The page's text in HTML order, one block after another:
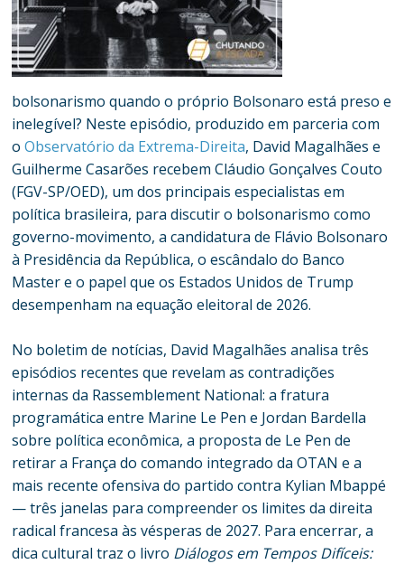
bolsonarismo quando o próprio Bolsonaro está preso e
inelegível? Neste episódio, produzido em parceria com
oObservatório da Extrema-Direita, David Magalhães e
Guilherme Casarões recebem Cláudio Gonçalves Couto
(FGV-SP/OED), um dos principais especialistas em
política brasileira, para discutir o bolsonarismo como
governo-movimento, a candidatura de Flávio Bolsonaro
à Presidência da República, o escândalo do Banco
Master e o papel que os Estados Unidos de Trump
desempenham na equação eleitoral de 2026.
No boletim de notícias, David Magalhães analisa três
episódios recentes que revelam as contradições
internas da Rassemblement National: a fratura
programática entre Marine Le Pen e Jordan Bardella
sobre política econômica, a proposta de Le Pen de
retirar a França do comando integrado da OTAN e a
mais recente ofensiva do partido contra Kylian Mbappé
— três janelas para compreender os limites da direita
radical francesa às vésperas de 2027. Para encerrar, a
dica cultural traz o livro Diálogos em Tempos Difíceis: